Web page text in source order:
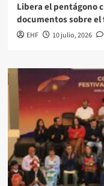
Libera el pentágono
documentos sobre el
EHF 10 julio, 2026